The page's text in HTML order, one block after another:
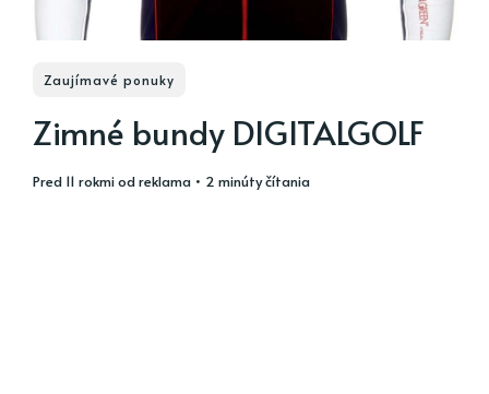
Zaujímavé ponuky
Zimné bundy DIGITALGOLF
pred 11 rokmiodreklama • 2 minúty čítania